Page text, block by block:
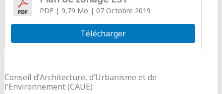
PDF| 9,79 Mo | 07 Octobre 2019
Télécharger
Conseil d’Architecture, d’Urbanisme et de
l’Environnement (CAUE)